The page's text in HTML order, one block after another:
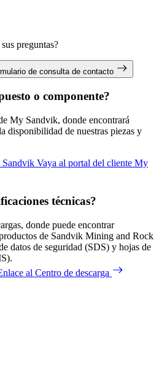
preguntas?
de consulta de contacto
o componente?
My Sandvik, donde encontrará
disponibilidad de nuestras piezas y
Sandvik Vaya al portal del cliente My
técnicas?
donde puede encontrar
de Sandvik Mining and Rock
datos de seguridad (SDS) y hojas de
al Centro de descarga